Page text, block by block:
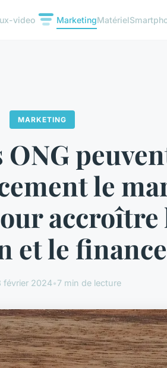
video MarketingMatériel
MARKETING
ONG
le
accroître
et le
février 2024•7 min de lecture